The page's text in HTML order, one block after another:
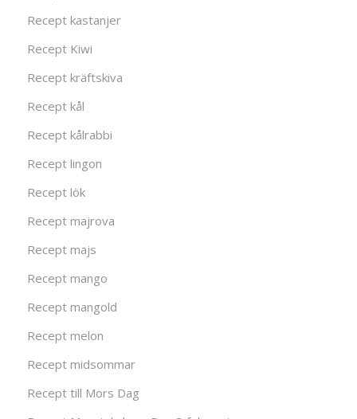
Recept kastanjer
Recept Kiwi
Recept kräftskiva
Recept kål
Recept kålrabbi
Recept lingon
Recept lök
Recept majrova
Recept majs
Recept mango
Recept mangold
Recept melon
Recept midsommar
Recept till Mors Dag